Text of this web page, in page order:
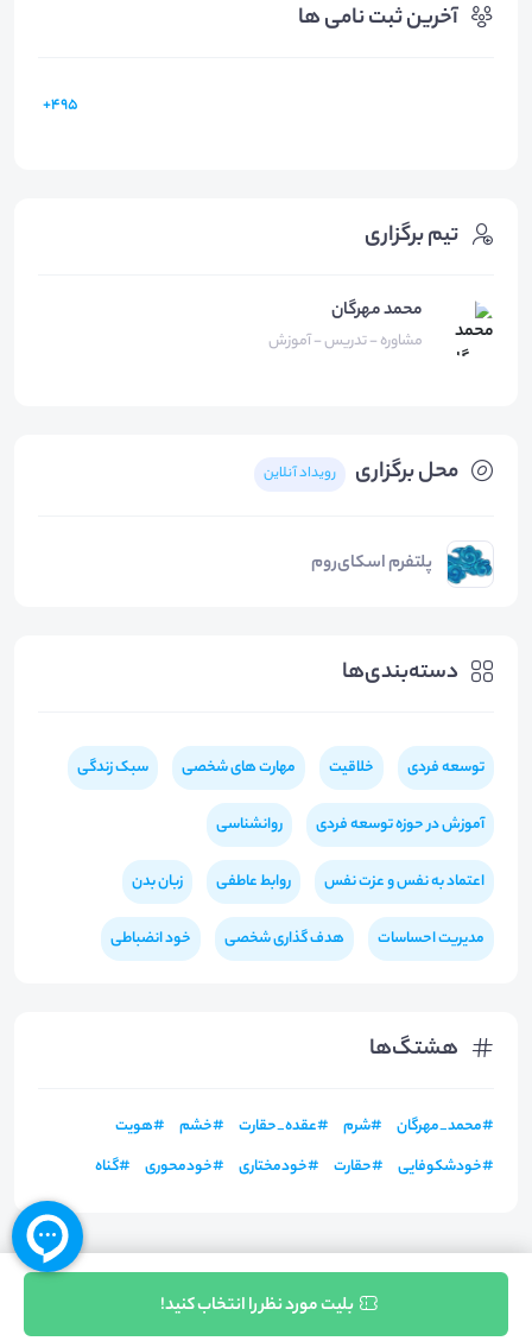
آخرین ثبت نامی ها
495+
محل برگزاری رویداد آنلاین
پلتفرم اسکای‌روم
دسته‌بندی‌ها
توسعه فردی خلاقیت مهارت های شخصی سبک زندگی
آموزش در حوزه توسعه فردی روانشناسی
اعتماد به نفس و عزت نفس روابط عاطفی زبان بدن
مدیریت احساسات هدف گذاری شخصی خود انضباطی
هشتگ‌ها
#محمد_مهرگان #شرم #عقده_حقارت #خشم #هویت
#خودشکوفایی #حقارت #خودمختاری #خودمحوری #گناه
تیم برگزاری
محمد مهرگان
مشاوره - تدریس - آموزش
بلیت مورد نظر را انتخاب کنید!